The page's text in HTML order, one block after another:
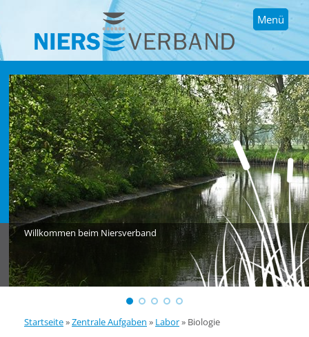
Menü
Willkommen beim Niersverband
Startseite»Zentrale Aufgaben » Labor» Biologie